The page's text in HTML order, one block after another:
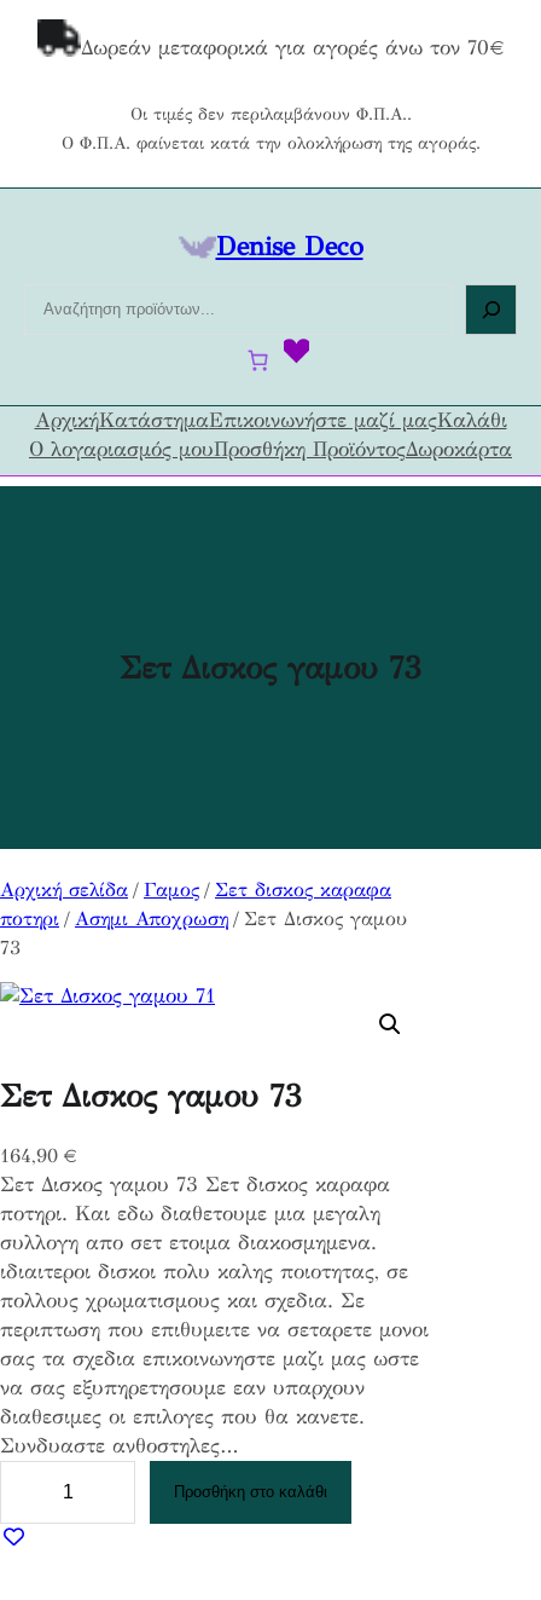
Δωρεάν μεταφορικά για αγορές άνω τον 70€
Οι τιμές δεν περιλαμβάνουν Φ.Π.Α..
Ο Φ.Π.Α. φαίνεται κατά την ολοκλήρωση της αγοράς.
Denise Deco
ή
τ
η
ΑρχικήΚατάστημαΕπικοινωνήστε μαζί μαςΚαλάθι
Ο λογαριασμός μουΠροσθήκη ΠροϊόντοςΔωροκάρτα
Σετ Δισκος γαμου 73
Αρχική σελίδα / Γαμος / Σετ δισκος καραφα
ποτηρι / Ασημι Αποχρωση / Σετ Δισκος γαμου
73
Σετ Δισκος γαμου 73
164,90 €
Σετ Δισκος γαμου 73 Σετ δισκος καραφα
ποτηρι. Και εδω διαθετουμε μια μεγαλη
συλλογη απο σετ ετοιμα διακοσμημενα.
ιδιαιτεροι δισκοι πολυ καλης ποιοτητας, σε
πολλους χρωματισμους και σχεδια. Σε
περιπτωση που επιθυμειτε να σεταρετε μονοι
σας τα σχεδια επικοινωνηστε μαζι μας ωστε
να σας εξυπηρετησουμε εαν υπαρχουν
διαθεσιμες οι επιλογες που θα κανετε.
Συνδυαστε ανθοστηλες…
τ
Προσθήκη στο καλάθι